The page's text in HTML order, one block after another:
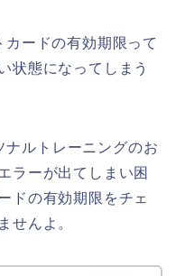
ードの有効期限って
状態になってしまう
ルトレーニングのお
ラーが出てしまい困
ドの有効期限をチェ
せんよ。